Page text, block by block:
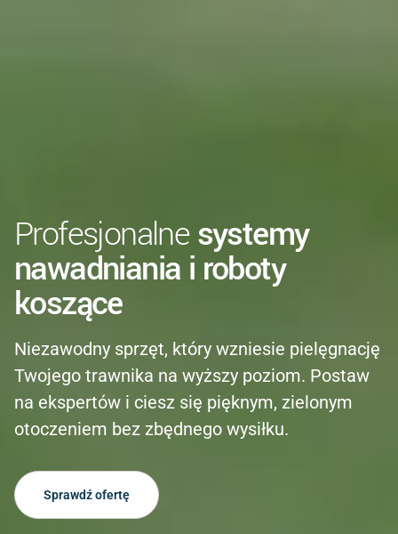
Profesjonalnesystemy
nawadniania i roboty
koszące
Niezawodny sprzęt, który wzniesie pielęgnację
Twojego trawnika na wyższy poziom. Postaw
na ekspertów i ciesz się pięknym, zielonym
otoczeniem bez zbędnego wysiłku.
Sprawdź ofertę